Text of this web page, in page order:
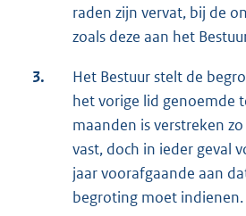
raden zijn vervat, bij de
zoals deze aan het
3.
Het Bestuur stelt de
het vorige lid genoemde
maanden is verstreken
vast, doch in ieder geval
jaar voorafgaande aan
begroting moet indienen.